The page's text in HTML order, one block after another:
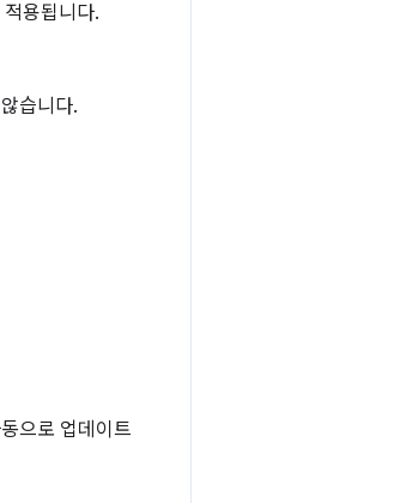
용됩니다.
습니다.
으로 업데이트